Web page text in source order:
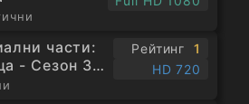
части:
- Сезон 3
1
Рейтинг
1
HD 720